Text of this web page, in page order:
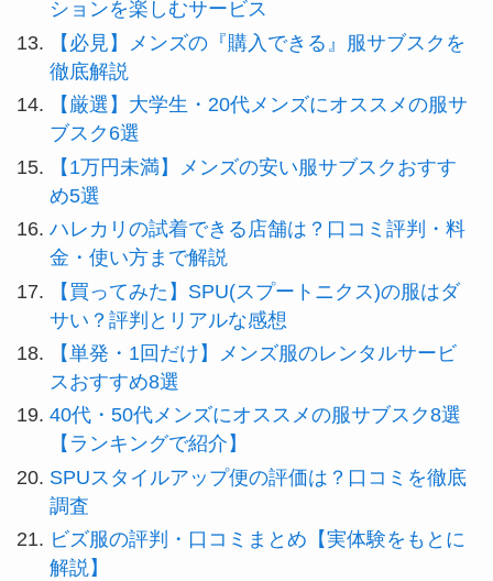
ションを楽しむサービス
【必見】メンズの『購入できる』服サブスクを
徹底解説
【厳選】大学生・20代メンズにオススメの服サ
ブスク6選
【1万円未満】メンズの安い服サブスクおすす
め5選
ハレカリの試着できる店舗は？口コミ評判・料
金・使い方まで解説
【買ってみた】SPU(スプートニクス)の服はダ
サい？評判とリアルな感想
【単発・1回だけ】メンズ服のレンタルサービ
スおすすめ8選
40代・50代メンズにオススメの服サブスク8選
【ランキングで紹介】
SPUスタイルアップ便の評価は？口コミを徹底
調査
ビズ服の評判・口コミまとめ【実体験をもとに
解説】